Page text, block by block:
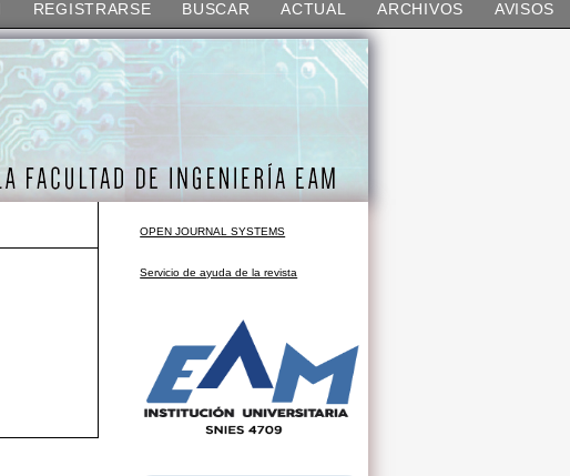
OPEN JOURNAL SYSTEMS
Servicio de ayuda de la revista
REGISTRARSE BUSCAR ACTUAL ARCHIVOS AVISOS